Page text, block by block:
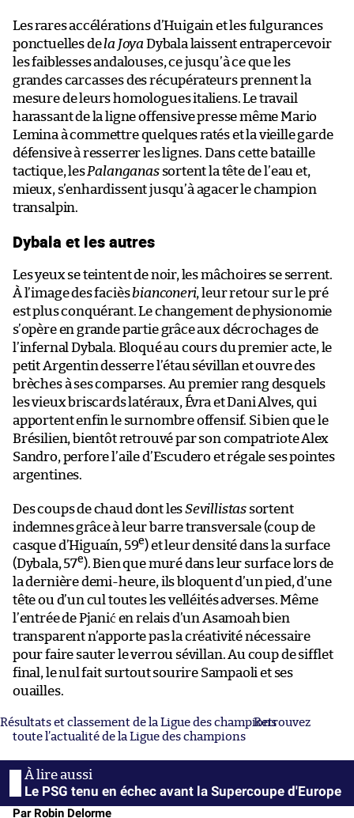
Les rares accélérations d’Huigain et les fulgurances
ponctuelles dela Joya Dybala laissent entrapercevoir
les faiblesses andalouses, ce jusqu’à ce que les
grandes carcasses des récupérateurs prennent la
mesure de leurs homologues italiens. Le travail
harassant de la ligne offensive presse même Mario
Lemina à commettre quelques ratés et la vieille garde
défensive à resserrer les lignes. Dans cette bataille
tactique, lesPalanganassortent la tête de l’eau et,
mieux, s’enhardissent jusqu’à agacer le champion
transalpin.
Dybala et les autres
Les yeux se teintent de noir, les mâchoires se serrent.
À l’image des facièsbianconeri, leur retour sur le pré
est plus conquérant. Le changement de physionomie
s’opère en grande partie grâce aux décrochages de
l’infernal Dybala. Bloqué au cours du premier acte, le
petit Argentin desserre l’étau sévillan et ouvre des
brèches à ses comparses. Au premier rang desquels
les vieux briscards latéraux, Évra et Dani Alves, qui
apportent enfin le surnombre offensif. Si bien que le
Brésilien, bientôt retrouvé par son compatriote Alex
Sandro, perfore l’aile d’Escudero et régale ses pointes
argentines.
Des coups de chaud dont lesSevillistas sortent
indemnes grâce à leur barre transversale (coup de
casque d’Higuaín, 59e) et leur densité dans la surface
(Dybala, 57e). Bien que muré dans leur surface lors de
la dernière demi-heure, ils bloquent d’un pied, d’une
tête ou d’un cul toutes les velléités adverses. Même
l’entrée de Pjanić en relais d’un Asamoah bien
transparent n’apporte pas la créativité nécessaire
pour faire sauter le verrou sévillan. Au coup de sifflet
final, le nul fait surtout sourire Sampaoli et ses
ouailles.
Résultats et classement de la Ligue des championsRetrouvez
toute l’actualité de la Ligue des champions
Le PSG tenu en échec avant la Supercoupe d'Europe
Par Robin Delorme